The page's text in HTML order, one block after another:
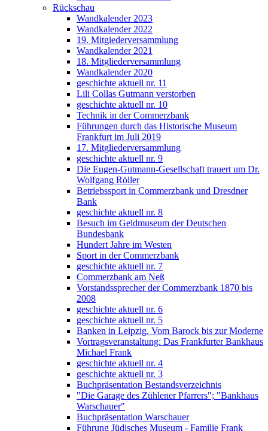
Rückschau
Wandkalender 2023
Wandkalender 2022
19. Mitgiederversammlung
Wandkalender 2021
18. Mitgliederversammlung
Wandkalender 2020
geschichte aktuell nr. 11
Lili Collas Gutmann verstorben
geschichte aktuell nr. 10
Technik in der Commerzbank
Führungen durch das Historische Museum
Frankfurt im Juli 2019
17. Mitgliederversammlung
geschichte aktuell nr. 9
Die Eugen-Gutmann-Gesellschaft trauert um Dr.
Wolfgang Röller
Betriebssport in Commerzbank und Dresdner
Bank
geschichte aktuell nr. 8
Besuch im Geldmuseum der Deutschen
Bundesbank
Hundert Jahre im Westen
Sport in der Commerzbank
geschichte aktuell nr. 7
Commerzbank am Neß
Vorstandssprecher der Commerzbank 1870 bis
2008
geschichte aktuell nr. 6
geschichte aktuell nr. 5
Banken in Leipzig. Vom Barock bis zur Moderne
Vortragsveranstaltung: Das Frankfurter Bankhaus
Michael Frank
geschichte aktuell nr. 4
geschichte aktuell nr. 3
Buchpräsentation Bestandsverzeichnis
"Die Garage des Zühlener Pfarrers"; "Bankhaus
Warschauer"
Buchpräsentation Warschauer
Führung Jüdisches Museum - Familie Frank